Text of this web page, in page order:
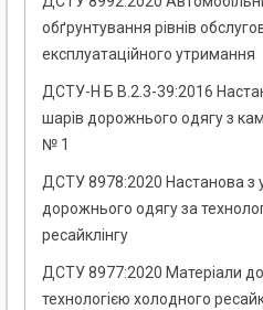
обґрунтування рівнів
експлуатаційного утримання
ДСТУ-Н Б В.2.3-39:2016
шарів дорожнього одягу з
№ 1
ДСТУ 8978:2020 Настанова з
дорожнього одягу за
ресайклінгу
ДСТУ 8977:2020 Матеріали
технологією холодного